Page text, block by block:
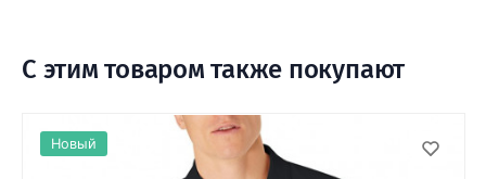
С этим товаром также покупают
Новый